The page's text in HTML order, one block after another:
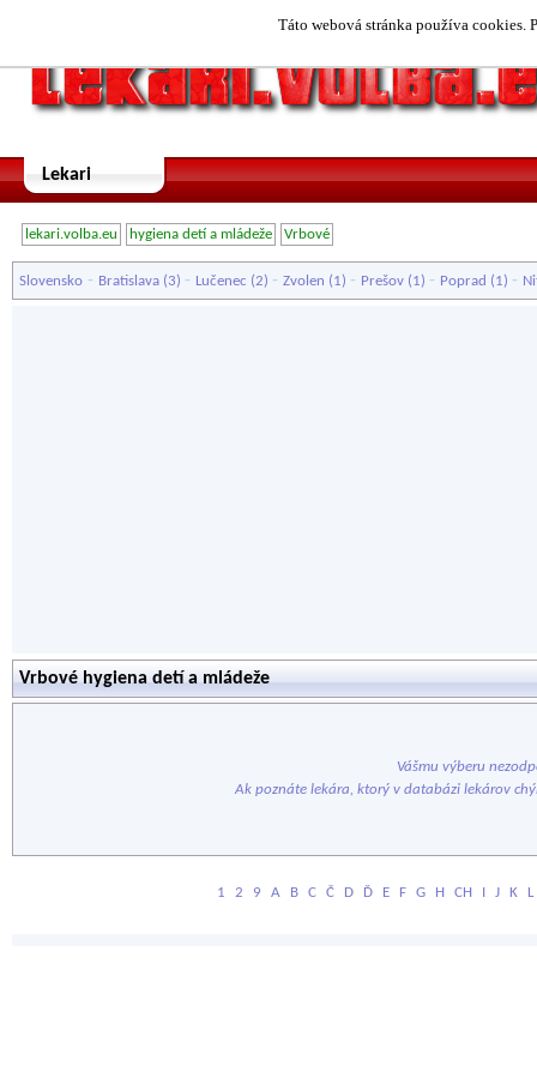
Táto webová stránka používa cookies.
Lekari
lekari.volba.eu hygiena detí a mládeže Vrbové
Slovensko - Bratislava (3) - Lučenec (2) - Zvolen (1) - Prešov (1) - Poprad (1) -
Vrbové hygiena detí a mládeže
Vášmu výberu
Ak poznáte lekára, ktorý v databázi lekárov
1 2 9 A B C Č D Ď E F G H CH I J K L